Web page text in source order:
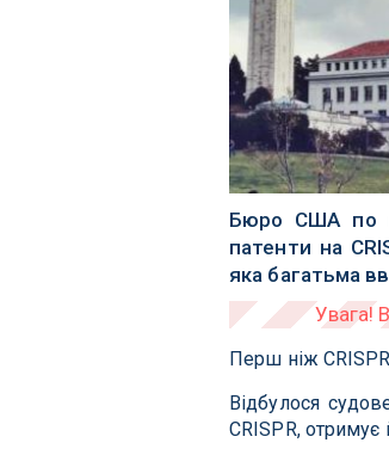
Бюро США по
патенти на
яка багатьма
Перш ніж
Відбулося
CRISPR, отримує